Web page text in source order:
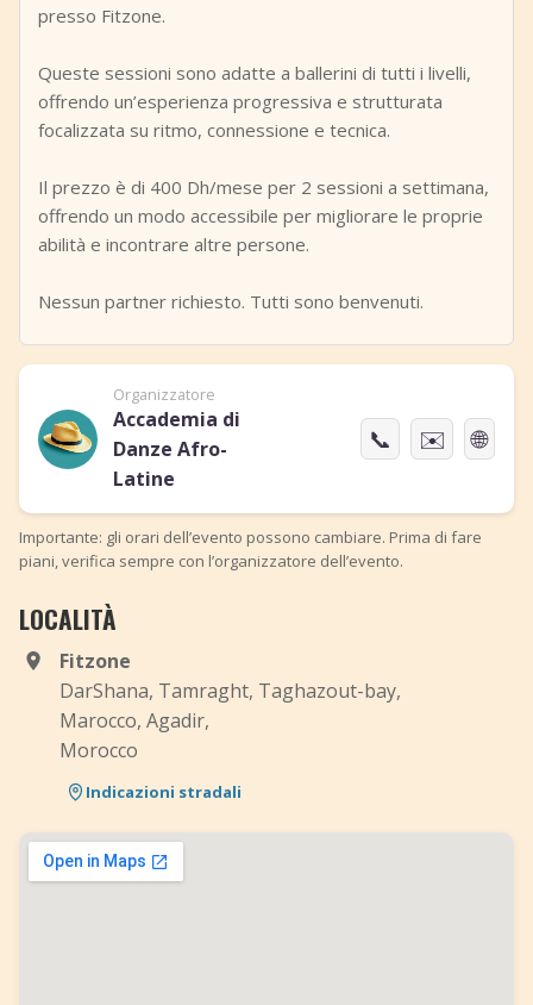
presso Fitzone.
Queste sessioni sono adatte a ballerini di tutti i livelli,
offrendo un’esperienza progressiva e strutturata
focalizzata su ritmo, connessione e tecnica.
Il prezzo è di 400 Dh/mese per 2 sessioni a settimana,
offrendo un modo accessibile per migliorare le proprie
abilità e incontrare altre persone.
Nessun partner richiesto. Tutti sono benvenuti.
Organizzatore
Accademia di
Danze Afro-
Latine
📞 ✉️ 🌐
Importante: gli orari dell’evento possono cambiare. Prima di fare
piani, verifica sempre con l’organizzatore dell’evento.
LOCALITÀ
Fitzone
DarShana, Tamraght, Taghazout-bay,
Marocco, Agadir,
Morocco
Indicazioni stradali